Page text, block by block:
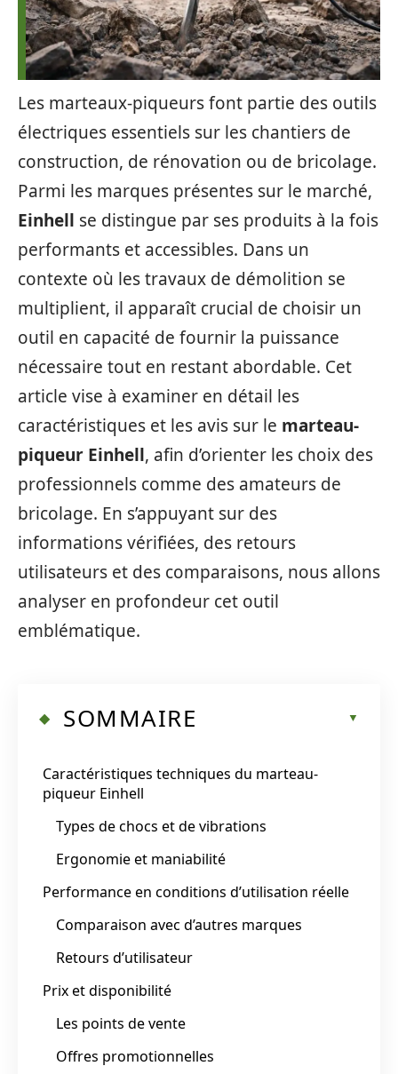
Les marteaux-piqueurs font partie des outils
électriques essentiels sur les chantiers de
construction, de rénovation ou de bricolage.
Parmi les marques présentes sur le marché,
Einhell se distingue par ses produits à la fois
performants et accessibles. Dans un
contexte où les travaux de démolition se
multiplient, il apparaît crucial de choisir un
outil en capacité de fournir la puissance
nécessaire tout en restant abordable. Cet
article vise à examiner en détail les
caractéristiques et les avis sur le marteau-
piqueur Einhell, afin d’orienter les choix des
professionnels comme des amateurs de
bricolage. En s’appuyant sur des
informations vérifiées, des retours
utilisateurs et des comparaisons, nous allons
analyser en profondeur cet outil
emblématique.
SOMMAIRE
Caractéristiques techniques du marteau-
piqueur Einhell
Types de chocs et de vibrations
Ergonomie et maniabilité
Performance en conditions d’utilisation réelle
Comparaison avec d’autres marques
Retours d’utilisateur
Prix et disponibilité
Les points de vente
Offres promotionnelles